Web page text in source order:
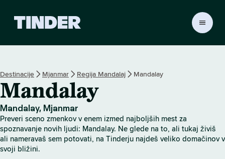
r
:
D
m
o
v
Destinacije Mjanmar Regija Mandalaj Mandalay
Mandalay
Mandalay, Mjanmar
Preveri sceno zmenkov v enem izmed najboljših mest za
spoznavanje novih ljudi: Mandalay. Ne glede na to, ali tukaj živiš
ali nameravaš sem potovati, na Tinderju najdeš veliko domačinov v
svoji bližini.